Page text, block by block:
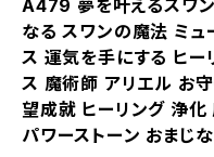
A479 夢を叶えるスワ
なる スワンの魔法 ミュ
ス 運気を手にする ヒー
ス 魔術師 アリエル お
望成就 ヒーリング 浄
パワーストーン おまじ